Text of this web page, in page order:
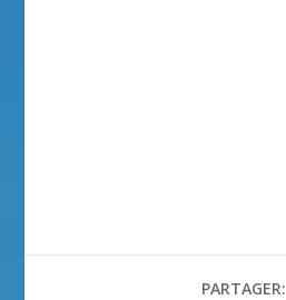
PARTAGER: